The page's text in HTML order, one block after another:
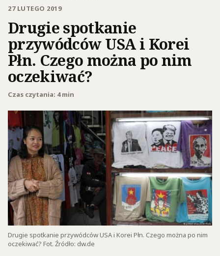
27 LUTEGO 2019
Drugie spotkanie
przywódców USA i Korei
Płn. Czego można po nim
oczekiwać?
Czas czytania: 4 min
Drugie spotkanie przywódców USA i Korei Płn. Czego można po nim
oczekiwać? Fot. Źródło: dw.de